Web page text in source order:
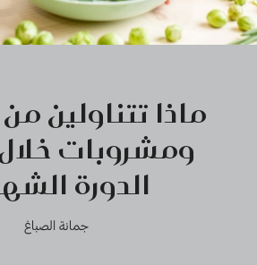
ماذا تتناولين
ومشروبات
الدورة
جمانة الصباغ